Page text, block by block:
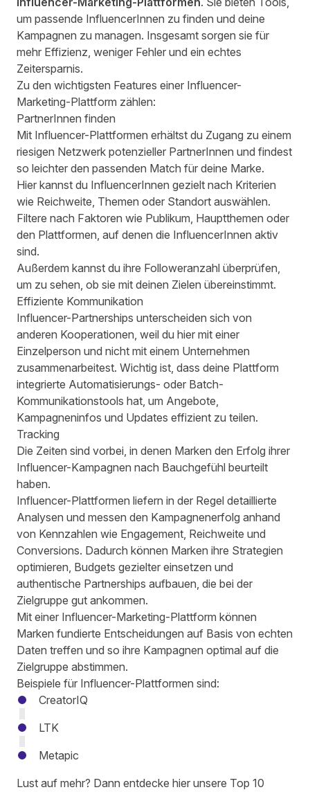
um passende InfluencerInnen zu finden und deine
Kampagnen zu managen. Insgesamt sorgen sie für
mehr Effizienz, weniger Fehler und ein echtes
Zeitersparnis.
Zu den wichtigsten Features einer Influencer-
Marketing-Plattform zählen:
PartnerInnen finden
Mit Influencer-Plattformen erhältst du Zugang zu einem
riesigen Netzwerk potenzieller PartnerInnen und findest
so leichter den passenden Match für deine Marke.
Hier kannst du InfluencerInnen gezielt nach Kriterien
wie Reichweite, Themen oder Standort auswählen.
Filtere nach Faktoren wie Publikum, Hauptthemen oder
den Plattformen, auf denen die InfluencerInnen aktiv
sind.
Außerdem kannst du ihre Followeranzahl überprüfen,
um zu sehen, ob sie mit deinen Zielen übereinstimmt.
Effiziente Kommunikation
Influencer-Partnerships unterscheiden sich von
anderen Kooperationen, weil du hier mit einer
Einzelperson und nicht mit einem Unternehmen
zusammenarbeitest. Wichtig ist, dass deine Plattform
integrierte Automatisierungs- oder Batch-
Kommunikationstools hat, um Angebote,
Kampagneninfos und Updates effizient zu teilen.
Tracking
Die Zeiten sind vorbei, in denen Marken den Erfolg ihrer
Influencer-Kampagnen nach Bauchgefühl beurteilt
haben.
Influencer-Plattformen liefern in der Regel detaillierte
Analysen und messen den Kampagnenerfolg anhand
von Kennzahlen wie Engagement, Reichweite und
Conversions. Dadurch können Marken ihre Strategien
optimieren, Budgets gezielter einsetzen und
authentische Partnerships aufbauen, die bei der
Zielgruppe gut ankommen.
Mit einer Influencer-Marketing-Plattform können
Marken fundierte Entscheidungen auf Basis von echten
Daten treffen und so ihre Kampagnen optimal auf die
Zielgruppe abstimmen.
Beispiele für Influencer-Plattformen sind:
CreatorIQ
LTK
Metapic
Lust auf mehr? Dann entdecke hier unsere Top 10